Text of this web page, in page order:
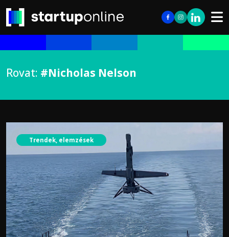
Rovat: #Nicholas Nelson
Trendek, elemzések